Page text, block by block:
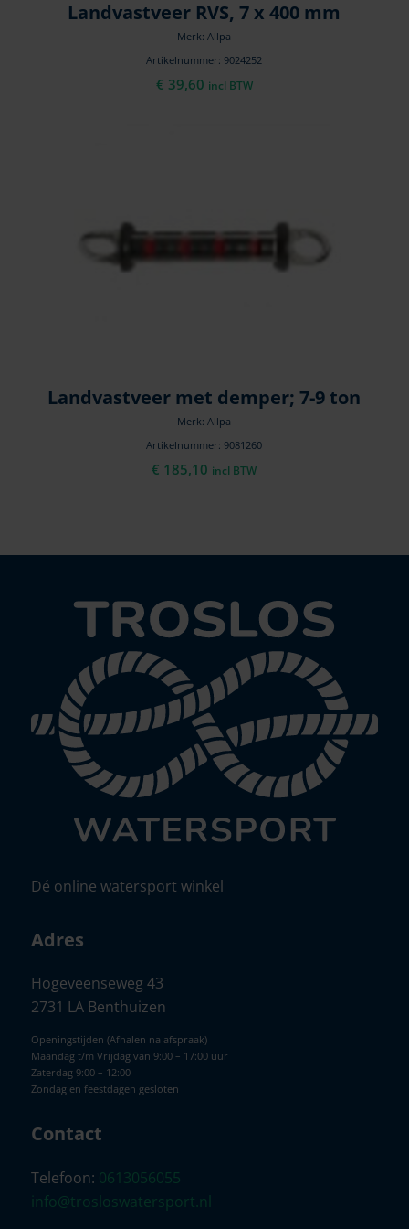
Landvastveer RVS, 7 x 400 mm
Merk: Allpa
Artikelnummer: 9024252
€ 39,60 incl BTW
Landvastveer met demper; 7-9 ton
Merk: Allpa
Artikelnummer: 9081260
€ 185,10 incl BTW
Dé online watersport winkel
Adres
Hogeveenseweg 43
2731 LA Benthuizen
Openingstijden (Afhalen na afspraak)
Maandag t/m Vrijdag van 9:00 – 17:00 uur
Zaterdag 9:00 – 12:00
Zondag en feestdagen gesloten
Contact
Telefoon: 0613056055
info@trosloswatersport.nl